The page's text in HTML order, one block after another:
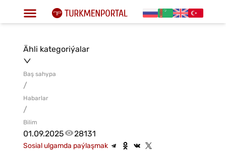
Ähli kategoriýalar
Baş sahypa
/
Habarlar
/
Bilim
01.09.2025 28131
Sosial ulgamda paýlaşmak